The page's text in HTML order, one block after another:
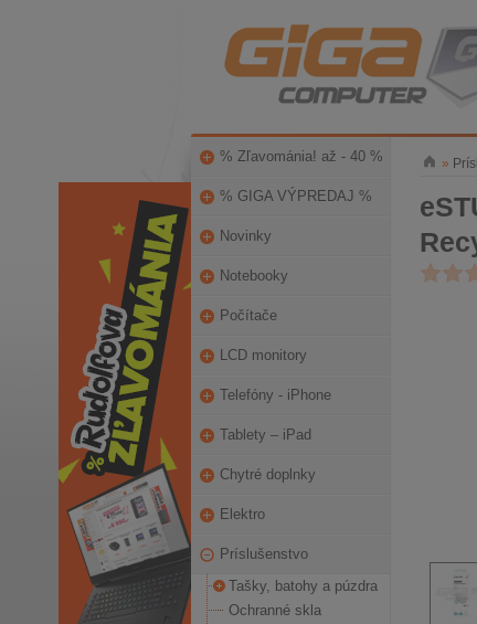
% Zľavománia! až - 40 %
% GIGA VÝPREDAJ %
Novinky
Notebooky
Počítače
LCD monitory
Telefóny - iPhone
Tablety – iPad
Chytré doplnky
Elektro
Príslušenstvo
Tašky, batohy a púzdra
Ochranné skla
»